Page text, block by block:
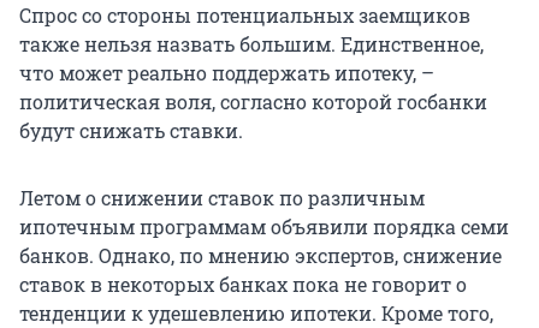
Спрос со стороны потенциальных заемщиков
также нельзя назвать большим. Единственное,
что может реально поддержать ипотеку, –
политическая воля, согласно которой госбанки
будут снижать ставки.
Летом о снижении ставок по различным
ипотечным программам объявили порядка семи
банков. Однако, по мнению экспертов, снижение
ставок в некоторых банках пока не говорит о
тенденции к удешевлению ипотеки. Кроме того,